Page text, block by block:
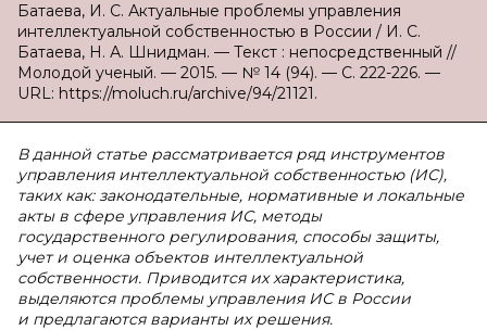
Батаева, И. С. Актуальные проблемы управления
интеллектуальной собственностью в России / И. С.
Батаева, Н. А. Шнидман. — Текст : непосредственный //
Молодой ученый. — 2015. — № 14 (94). — С. 222-226. —
URL: https://moluch.ru/archive/94/21121.
В данной статье рассматривается ряд инструментов
управления интеллектуальной собственностью (ИС),
таких как: законодательные, нормативные и локальные
акты в сфере управления ИС, методы
государственного регулирования, способы защиты,
учет и оценка объектов интеллектуальной
собственности. Приводится их характеристика,
выделяются проблемы управления ИС в России
и предлагаются варианты их решения.